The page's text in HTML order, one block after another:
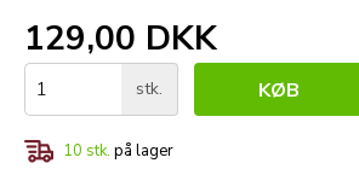
129,00 DKK
stk. KØB
10 stk. på lager